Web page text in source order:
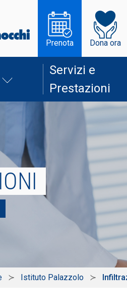
Prenota Dona ora
Servizi e
Prestazioni
Istituto Palazzolo